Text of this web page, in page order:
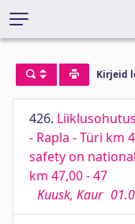
Kirjeid
426.
- Rapla - Türi km
safety on
km 47,00 - 47
Kuusk, Kaur